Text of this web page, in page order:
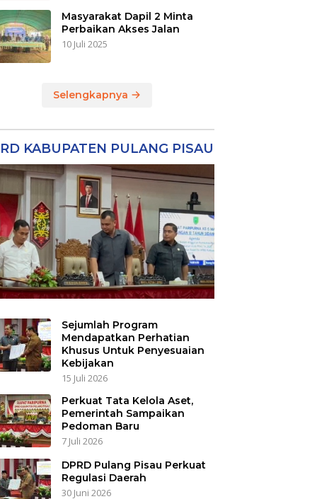
Masyarakat Dapil 2 Minta
Perbaikan Akses Jalan
10 Juli 2025
Selengkapnya
KABUPATEN PULANG PISAU
Sejumlah Program
Mendapatkan Perhatian
Khusus Untuk Penyesuaian
Kebijakan
15 Juli 2026
Perkuat Tata Kelola Aset,
Pemerintah Sampaikan
Pedoman Baru
7 Juli 2026
DPRD Pulang Pisau Perkuat
Regulasi Daerah
30 Juni 2026